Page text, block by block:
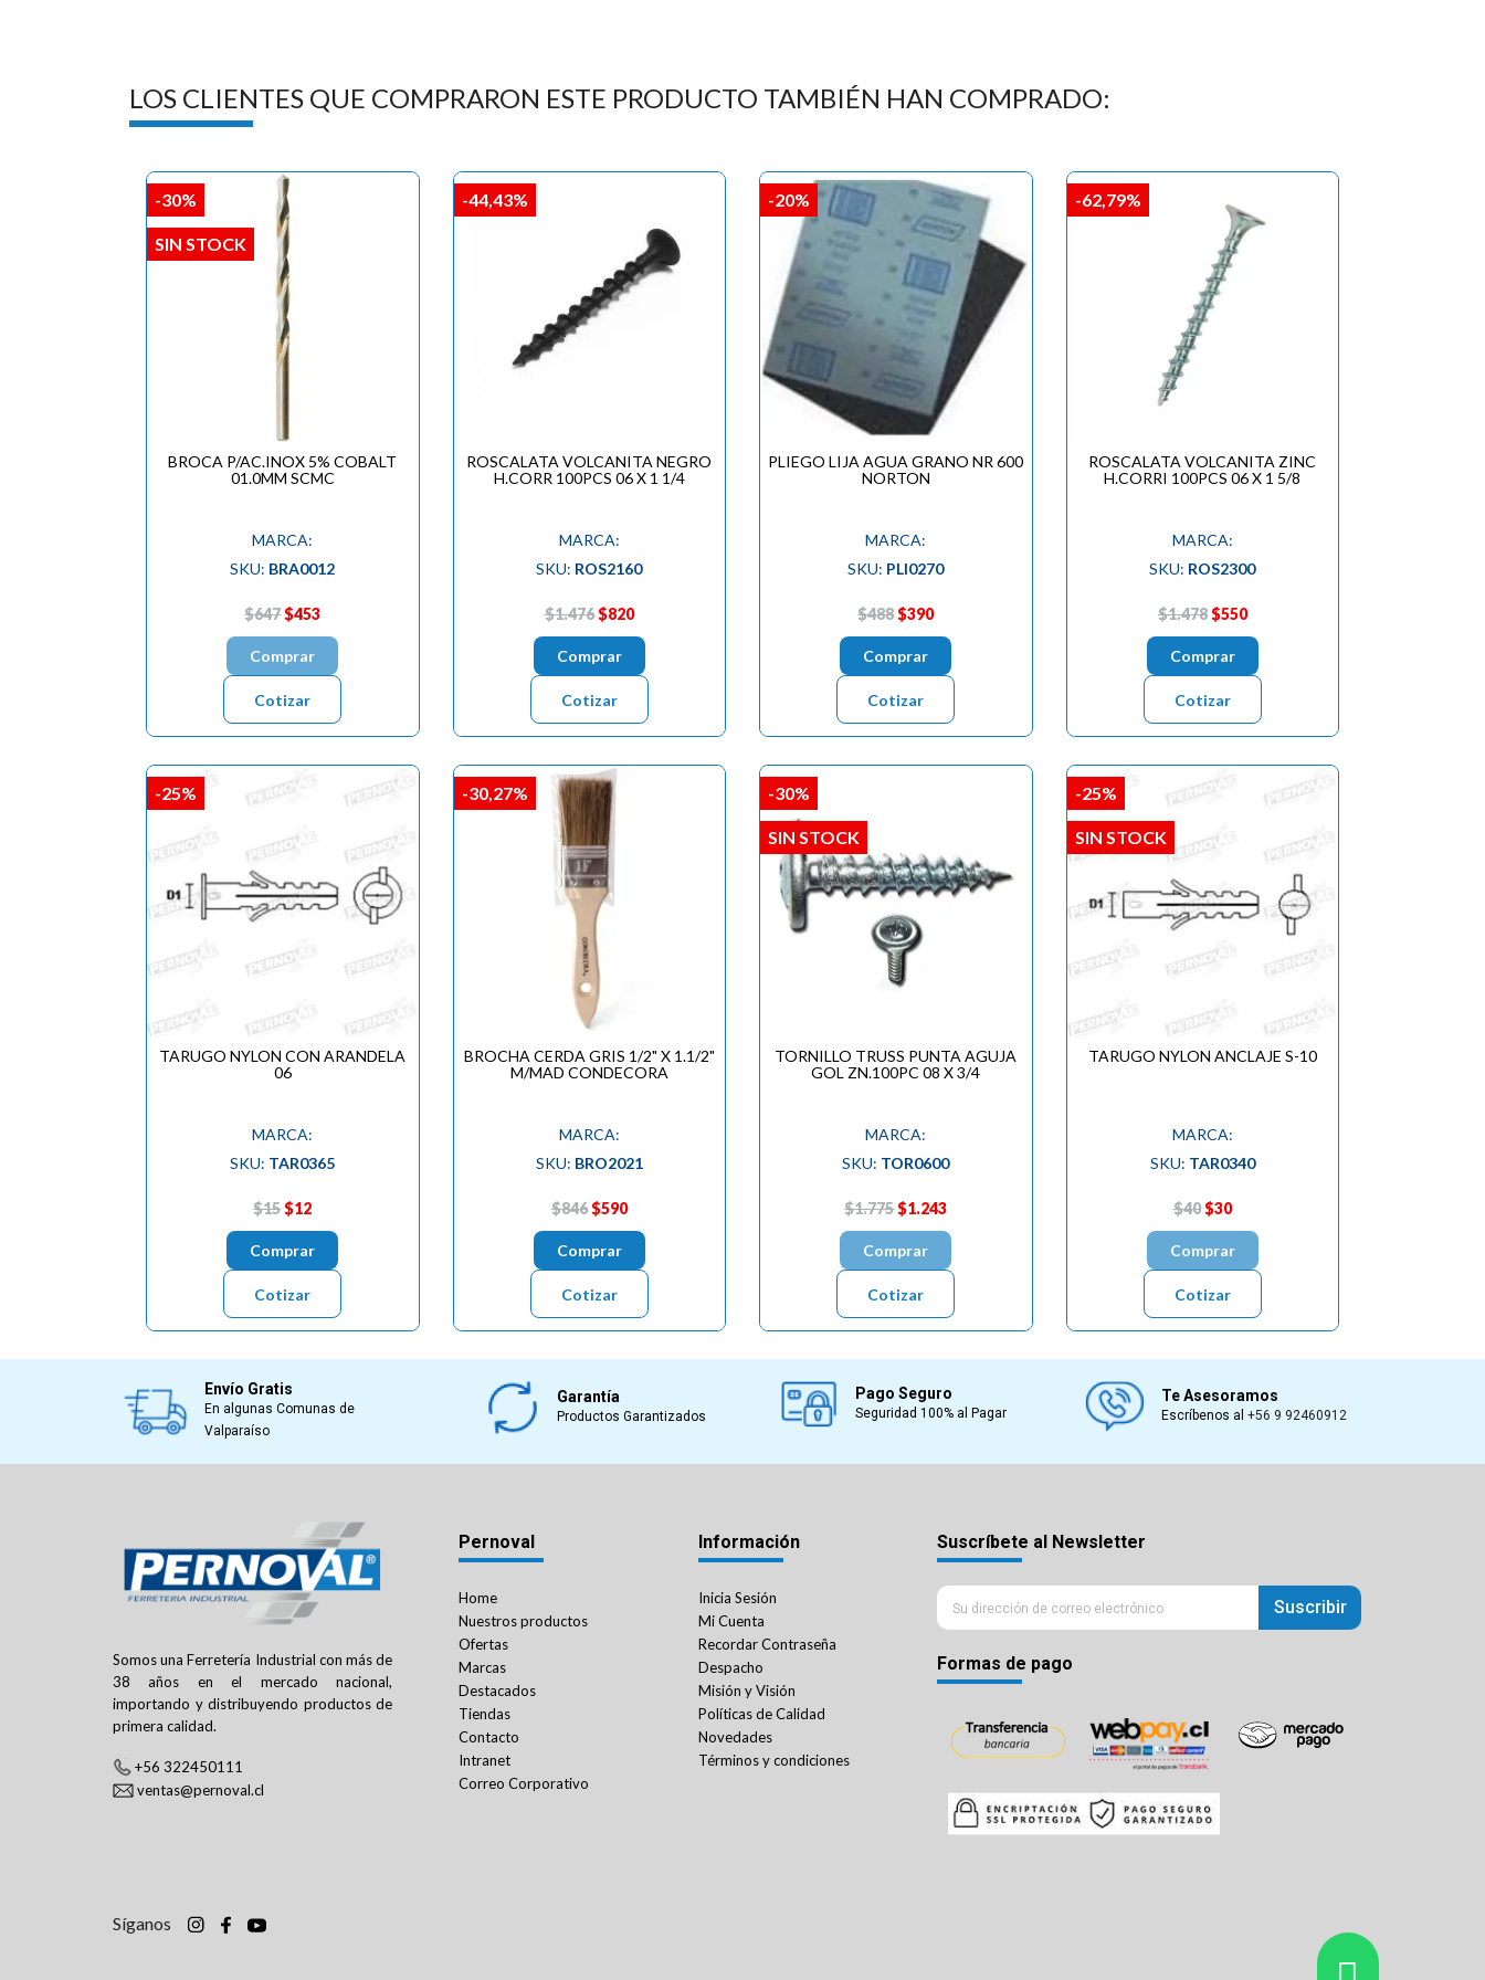
LOS CLIENTES QUE COMPRARON ESTE PRODUCTO TAMBIÉN HAN COMPRADO:
BROCA P/AC.INOX 5% COBALT
01.0MM SCMC
MARCA:
SKU: BRA0012
$647$453
Comprar
Cotizar
-30%
SIN STOCK
ROSCALATA VOLCANITA NEGRO
H.CORR 100PCS 06 X 1 1/4
MARCA:
SKU: ROS2160
$1.476$820
Comprar
Cotizar
-44,43%
PLIEGO LIJA AGUA GRANO NR 600
NORTON
MARCA:
SKU: PLI0270
$488$390
Comprar
Cotizar
-20%
ROSCALATA VOLCANITA ZINC
H.CORRI 100PCS 06 X 1 5/8
MARCA:
SKU: ROS2300
$1.478$550
Comprar
Cotizar
-62,79%
TARUGO NYLON CON ARANDELA
06
MARCA:
SKU: TAR0365
$15$12
Comprar
Cotizar
-25%
BROCHA CERDA GRIS 1/2" X 1.1/2"
M/MAD CONDECORA
MARCA:
SKU: BRO2021
$846$590
Comprar
Cotizar
-30,27%
TORNILLO TRUSS PUNTA AGUJA
GOL ZN.100PC 08 X 3/4
MARCA:
SKU: TOR0600
$1.775$1.243
Comprar
Cotizar
-30%
SIN STOCK
TARUGO NYLON ANCLAJE S-10
MARCA:
SKU: TAR0340
$40$30
Comprar
Cotizar
-25%
SIN STOCK
Envío Gratis
En algunas Comunas de
Valparaíso
Garantía
Productos Garantizados
Pago Seguro
Seguridad 100% al Pagar
Te Asesoramos
Escríbenos al+56 9 92460912
Somos una Ferretería Industrial con más de
38 años en el mercado nacional,
importando y distribuyendo productos de
primera calidad.
+56 322450111
ventas@pernoval.cl
Síganos
Pernoval
Home
Nuestros productos
Ofertas
Marcas
Destacados
Tiendas
Contacto
Intranet
Correo Corporativo
Información
Inicia Sesión
Mi Cuenta
Recordar Contraseña
Despacho
Misión y Visión
Políticas de Calidad
Novedades
Términos y condiciones
Suscríbete al Newsletter
Suscribir
Formas de pago